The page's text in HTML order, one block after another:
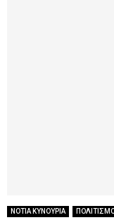
ΝΟΤΙΑ ΚΥΝΟΥΡΙΑ